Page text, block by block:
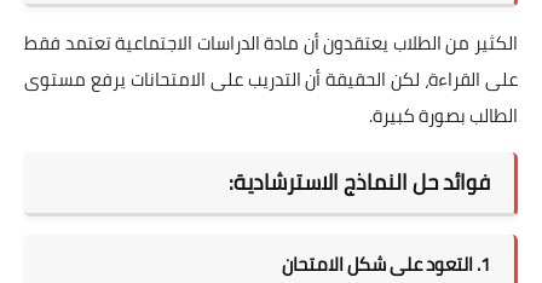
الكثير من الطلاب يعتقدون أن مادة الدراسات الاجتماعية تعتمد فقط
على القراءة، لكن الحقيقة أن التدريب على الامتحانات يرفع مستوى
الطالب بصورة كبيرة.
فوائد حل النماذج الاسترشادية:
1. التعود على شكل الامتحان